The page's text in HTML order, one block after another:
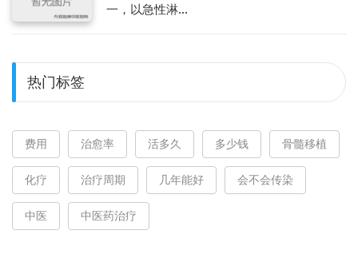
一，以急性淋...
热门标签
费用 治愈率 活多久 多少钱 骨髓移植
化疗 治疗周期 几年能好 会不会传染
中医 中医药治疗